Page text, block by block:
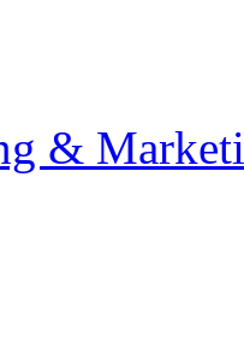
&